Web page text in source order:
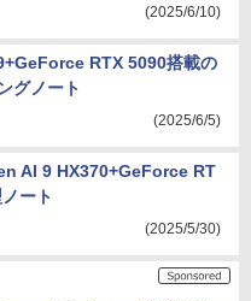
(2025/6/10)
RTX 5090搭載の
グノート
(2025/6/5)
AI 9 HX370+GeForce RT
ート
(2025/5/30)